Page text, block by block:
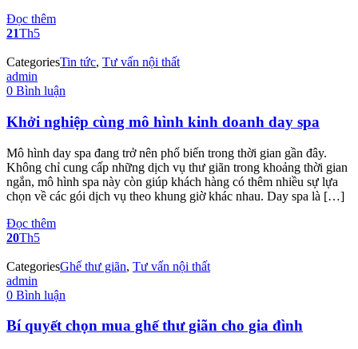
Đọc thêm
21Th5
CategoriesTin tức, Tư vấn nội thất
admin
0 Bình luận
Khởi nghiệp cùng mô hình kinh doanh day spa
Mô hình day spa đang trở nên phổ biến trong thời gian gần đây.
Không chỉ cung cấp những dịch vụ thư giãn trong khoảng thời gian
ngắn, mô hình spa này còn giúp khách hàng có thêm nhiều sự lựa
chọn về các gói dịch vụ theo khung giờ khác nhau. Day spa là […]
Đọc thêm
20Th5
CategoriesGhế thư giãn, Tư vấn nội thất
admin
0 Bình luận
Bí quyết chọn mua ghế thư giãn cho gia đình